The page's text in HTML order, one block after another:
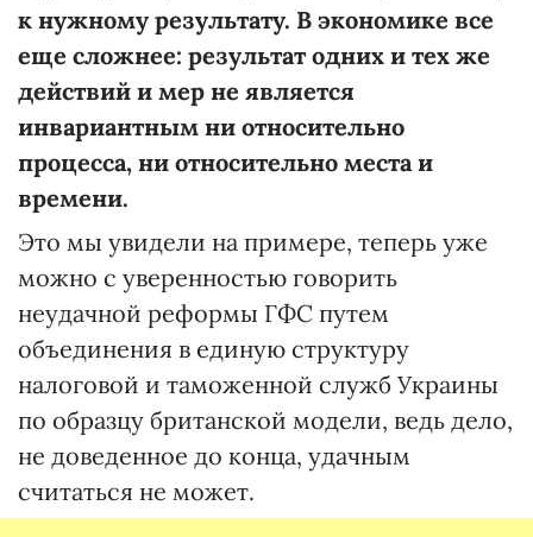
к нужному результату. В экономике все
еще сложнее: результат одних и тех же
действий и мер не является
инвариантным ни относительно
процесса, ни относительно места и
времени.
Это мы увидели на примере, теперь уже
можно с уверенностью говорить
неудачной реформы ГФС путем
объединения в единую структуру
налоговой и таможенной служб Украины
по образцу британской модели, ведь дело,
не доведенное до конца, удачным
считаться не может.